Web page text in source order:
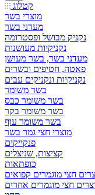
קטלוג
מוצרי בשר
מעדני בשר
נקניק מבושל ופסטרומה
נקניקיות מעושנות
מעדני בשר, בשר מעושן
פאטה, חטיפים ובשרים
נקניקיות ונקניקים עבים
בשר משומר
בשר משומר כבס
בשר משומר בקר
בשר משומר עוף
מוצרי חצי גמר בשר
פנקייקים
קציצות, שניצלים
כופתאות
חצי מוגמרים קפואים
חצי מוגמרים אחרים